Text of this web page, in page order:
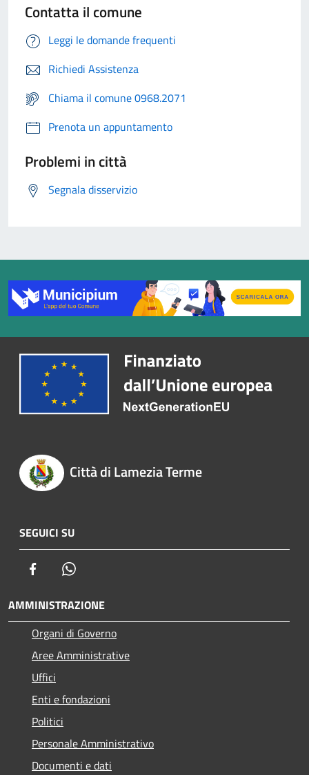
Contatta il comune
Leggi le domande frequenti
Richiedi Assistenza
Chiama il comune 0968.2071
Prenota un appuntamento
Problemi in città
Segnala disservizio
Città di Lamezia Terme
SEGUICI SU
Facebook
AMMINISTRAZIONE
Organi di Governo
Aree Amministrative
Uffici
Enti e fondazioni
Politici
Personale Amministrativo
Documenti e dati